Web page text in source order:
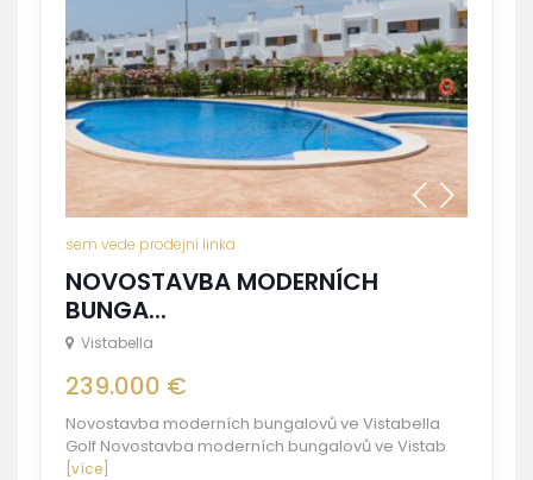
sem vede prodejní linka
NOVOSTAVBA MODERNÍCH
BUNGA...
Vistabella
239.000 €
Novostavba moderních bungalovů ve Vistabella
Golf Novostavba moderních bungalovů ve Vistab
[více]